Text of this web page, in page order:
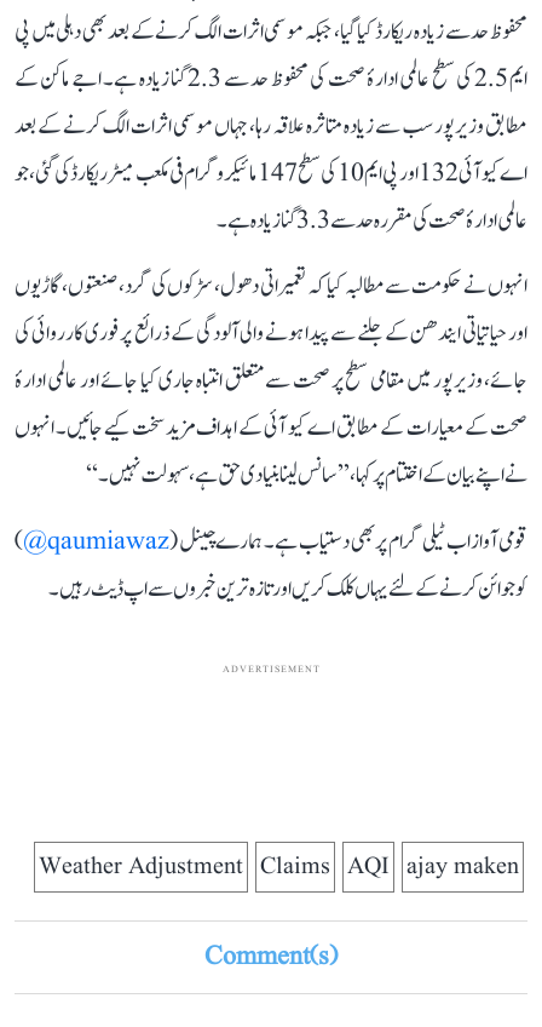
محفوظ حد سے زیادہ ریکارڈ کیا گیا، جبکہ موسمی اثرات الگ کرنے کے بعد بھی دہلی میں پی
ایم 2.5 کی سطح عالمی ادارۂ صحت کی محفوظ حد سے 2.3 گنا زیادہ ہے۔ اجے ماکن کے
مطابق وزیرپور سب سے زیادہ متاثرہ علاقہ رہا، جہاں موسمی اثرات الگ کرنے کے بعد
اے کیو آئی 132 اور پی ایم 10 کی سطح 147 مائیکروگرام فی مکعب میٹر ریکارڈ کی گئی، جو
عالمی ادارۂ صحت کی مقررہ حد سے 3.3 گنا زیادہ ہے۔
انہوں نے حکومت سے مطالبہ کیا کہ تعمیراتی دھول، سڑکوں کی گرد، صنعتوں، گاڑیوں
اور حیاتیاتی ایندھن کے جلنے سے پیدا ہونے والی آلودگی کے ذرائع پر فوری کارروائی کی
جائے، وزیرپور میں مقامی سطح پر صحت سے متعلق انتباہ جاری کیا جائے اور عالمی ادارۂ
صحت کے معیارات کے مطابق اے کیو آئی کے اہداف مزید سخت کیے جائیں۔ انہوں
نے اپنے بیان کے اختتام پر کہا، ’’سانس لینا بنیادی حق ہے، سہولت نہیں۔‘‘
قومی آواز اب ٹیلی گرام پر بھی دستیاب ہے۔ ہمارے چینل (qaumiawaz@
)
کو جوائن کرنے کے لئے یہاں کلک کریں اور تازہ ترین خبروں سے اپ ڈیٹ رہیں۔
ADVERTISEMENT
ajay maken
AQI
Claims
Weather Adjustment
Comment(s)